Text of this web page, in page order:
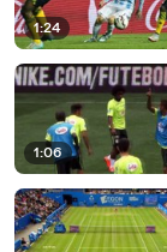
1:24
1:06